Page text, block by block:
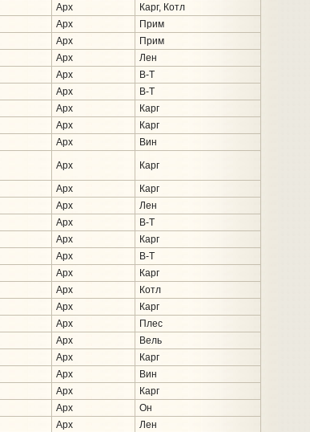
Арх
Карг, Котл
Арх
Прим
Арх
Прим
Арх
Лен
Арх
В-Т
Арх
В-Т
Арх
Карг
Арх
Карг
Арх Вин
Арх Карг
Арх
Карг
Арх
Лен
Арх
В-Т
Арх
Карг
Арх
В-Т
Арх
Карг
Арх
Котл
Арх
Карг
Арх
Плес
Арх
Вель
Арх
Карг
Арх
Вин
Арх
Карг
Арх
Он
Арх
Лен